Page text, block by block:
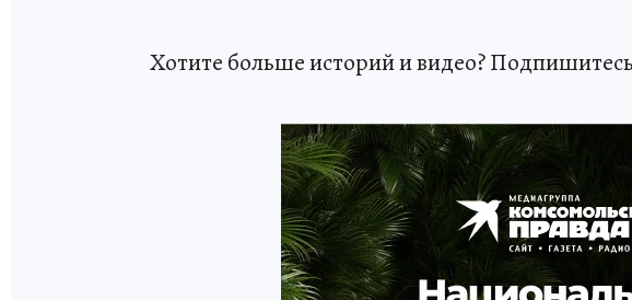
Хотите больше историй и видео?